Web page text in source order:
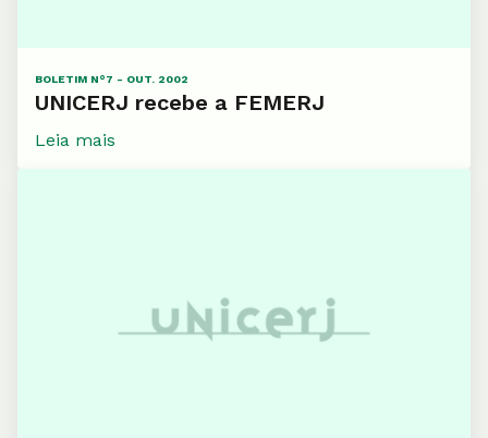
BOLETIM N°7 - OUT. 2002
UNICERJ recebe a FEMERJ
Leia mais